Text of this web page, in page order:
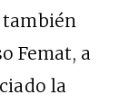
también
Femat, a
la